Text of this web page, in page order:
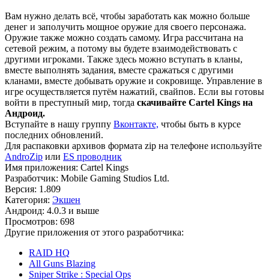
Вам нужно делать всё, чтобы заработать как можно больше
денег и заполучить мощное оружие для своего персонажа.
Оружие также можно создать самому. Игра рассчитана на
сетевой режим, а потому вы будете взаимодействовать с
другими игроками. Также здесь можно вступать в кланы,
вместе выполнять задания, вместе сражаться с другими
кланами, вместе добывать оружие и сокровище. Управление в
игре осуществляется путём нажатий, свайпов. Если вы готовы
войти в преступный мир, тогда скачивайте Cartel Kings на
Андроид.
Вступайте в нашу группу Вконтакте, чтобы быть в курсе
последних обновлений.
Для распаковки архивов формата zip на телефоне используйте
AndroZip или ES проводник
Имя приложения: Cartel Kings
Разработчик: Mobile Gaming Studios Ltd.
Версия: 1.809
Категория: Экшен
Андроид: 4.0.3 и выше
Просмотров: 698
Другие приложения от этого разработчика:
RAID HQ
All Guns Blazing
Sniper Strike : Special Ops